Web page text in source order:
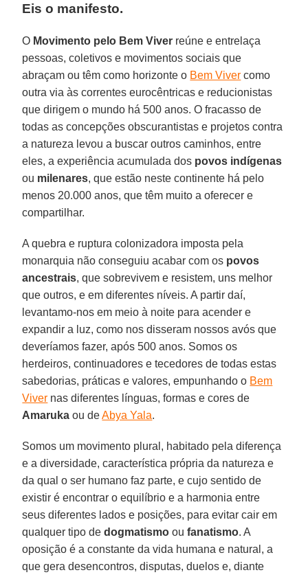
Eis o manifesto.
O Movimento pelo Bem Viver reúne e entrelaça
pessoas, coletivos e movimentos sociais que
abraçam ou têm como horizonte o Bem Viver como
outra via às correntes eurocêntricas e reducionistas
que dirigem o mundo há 500 anos. O fracasso de
todas as concepções obscurantistas e projetos contra
a natureza levou a buscar outros caminhos, entre
eles, a experiência acumulada dos povos indígenas
ou milenares, que estão neste continente há pelo
menos 20.000 anos, que têm muito a oferecer e
compartilhar.
A quebra e ruptura colonizadora imposta pela
monarquia não conseguiu acabar com os povos
ancestrais, que sobrevivem e resistem, uns melhor
que outros, e em diferentes níveis. A partir daí,
levantamo-nos em meio à noite para acender e
expandir a luz, como nos disseram nossos avós que
deveríamos fazer, após 500 anos. Somos os
herdeiros, continuadores e tecedores de todas estas
sabedorias, práticas e valores, empunhando o Bem
Viver nas diferentes línguas, formas e cores de
Amaruka ou deAbya Yala.
Somos um movimento plural, habitado pela diferença
e a diversidade, característica própria da natureza e
da qual o ser humano faz parte, e cujo sentido de
existir é encontrar o equilíbrio e a harmonia entre
seus diferentes lados e posições, para evitar cair em
qualquer tipo dedogmatismo oufanatismo. A
oposição é a constante da vida humana e natural, a
que gera desencontros, disputas, duelos e, diante